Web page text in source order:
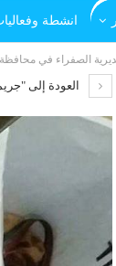
انشطة
في محافظة صعده
العودة إلى